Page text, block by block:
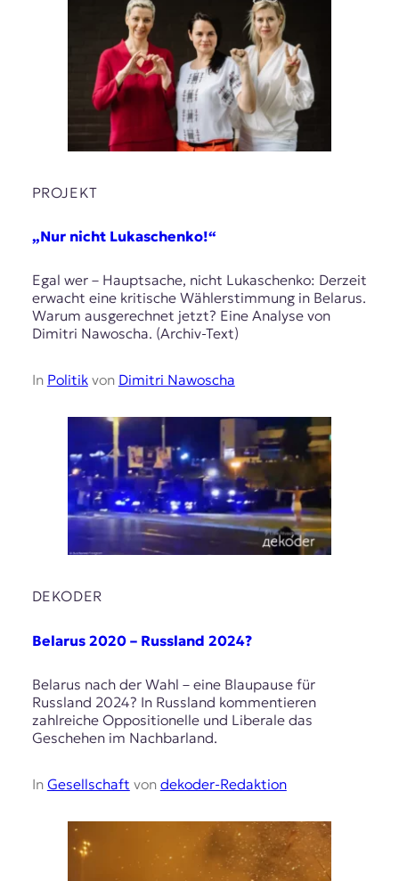
PROJEKT
„Nur nicht Lukaschenko!“
Egal wer – Hauptsache, nicht Lukaschenko: Derzeit
erwacht eine kritische Wählerstimmung in Belarus.
Warum ausgerechnet jetzt? Eine Analyse von
Dimitri Nawoscha. (Archiv-Text)
In Politikvon Dimitri Nawoscha
DEKODER
Belarus 2020 – Russland 2024?
Belarus nach der Wahl – eine Blaupause für
Russland 2024? In Russland kommentieren
zahlreiche Oppositionelle und Liberale das
Geschehen im Nachbarland.
In Gesellschaft von dekoder-Redaktion